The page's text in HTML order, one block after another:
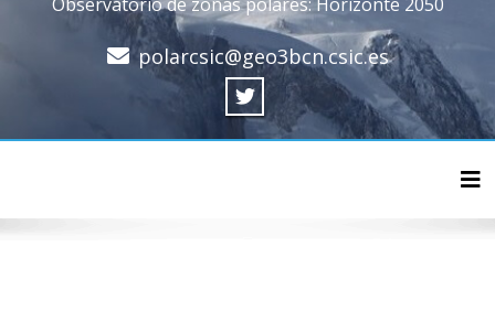
polarcsic@geo3bcn.csic.es